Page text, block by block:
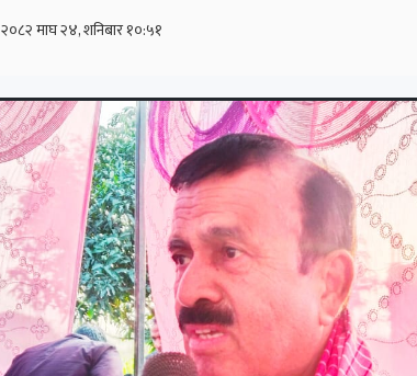
२०८२ माघ २४, शनिबार १०:५१